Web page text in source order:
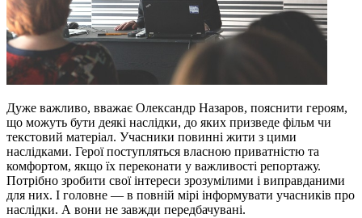
Дуже важливо, вважає Олександр Назаров, пояснити героям,
що можуть бути деякі наслідки, до яких призведе фільм чи
текстовий матеріал. Учасники повинні жити з цими
наслідками. Герої поступляться власною приватністю та
комфортом, якщо їх переконати у важливості репортажу.
Потрібно зробити свої інтереси зрозумілими і виправданими
для них. І головне — в повній мірі інформувати учасників про
наслідки. А вони не завжди передбачувані.